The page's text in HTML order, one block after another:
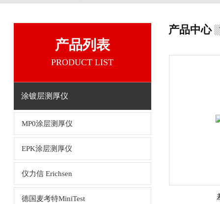
产品列表
PRODUCT LIST
涂镀层测厚仪
MP0涂层测厚仪
EPK涂层测厚仪
仪力信 Erichsen
德国麦考特MiniTest
产品中心